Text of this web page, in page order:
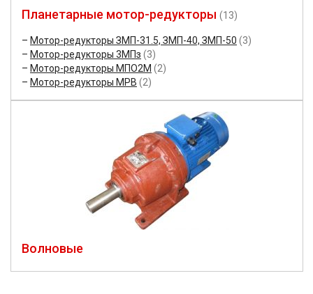
Планетарные мотор-редукторы (13)
Мотор-редукторы ЗМП-31.5, ЗМП-40, ЗМП-50 (3)
Мотор-редукторы 3МПз (3)
Мотор-редукторы МПО2М (2)
Мотор-редукторы МРВ (2)
Волновые